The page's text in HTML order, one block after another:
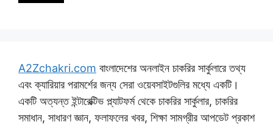
A2Zchakri.com বাংলাদেশের অনলাইন চাকরির সার্কুলারে তথ্য
এবং ক্যারিয়ার পরামর্শের জন্য সেরা ওয়েবসাইটগুলির মধ্যে একটি।
একটি অত্যন্ত ইন্টারেক্টিভ প্ল্যাটফর্ম থেকে চাকরির সার্কুলার, চাকরির
সমাধান, সাধারণ জ্ঞান, ফলাফলের খবর, শিক্ষা সামগ্রীর আপডেট প্রকাশ